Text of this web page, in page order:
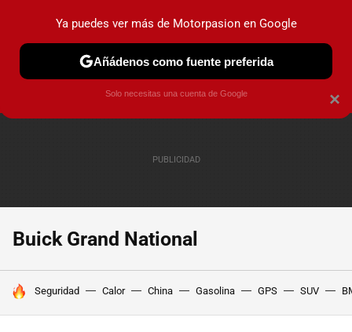
PRUEBAS COCHES ELÉCTRICOS OBSERVATORIO
Buick Grand National
HOY SE HABLA DE
Seguridad Calor China Gasolina GPS SUV
×
Ya puedes ver más de Motorpasion en Google
Añádenos como fuente preferida
Solo necesitas una cuenta de Google